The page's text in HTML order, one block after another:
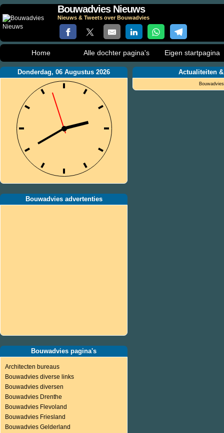
Bouwadvies Nieuws
Nieuws & Tweets over Bouwadvies
Home Alle dochter pagina's Eigen startpagina
Donderdag, 06 Augustus 2026
Bouwadvies advertenties
Bouwadvies pagina's
Architecten bureaus
Bouwadvies diverse links
Bouwadvies diversen
Bouwadvies Drenthe
Bouwadvies Flevoland
Bouwadvies Friesland
Bouwadvies Gelderland
Actualiteiten